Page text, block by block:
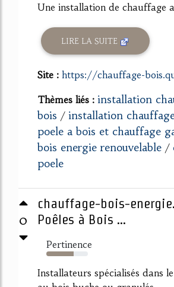
Une installation de chauffage
LIRE LA SUITE
Site : https://chauffage-
Thèmes liés : installation
bois / installation
poele a bois et chauffage
bois energie renouvelable /
poele
0
chauffage-bois-
Poêles à Bois ...
Pertinence
65%
Installateurs spécialisés dans